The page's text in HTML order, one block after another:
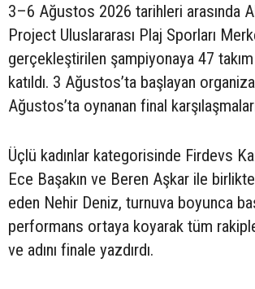
3–6 Ağustos 2026 tarihleri arasında
Project Uluslararası Plaj Sporları
gerçekleştirilen şampiyonaya 47
katıldı. 3 Ağustos’ta başlayan
Ağustos’ta oynanan final
Üçlü kadınlar kategorisinde Firdevs
Ece Başakın ve Beren Aşkar ile
eden Nehir Deniz, turnuva boyunca
performans ortaya koyarak tüm
ve adını finale yazdırdı.